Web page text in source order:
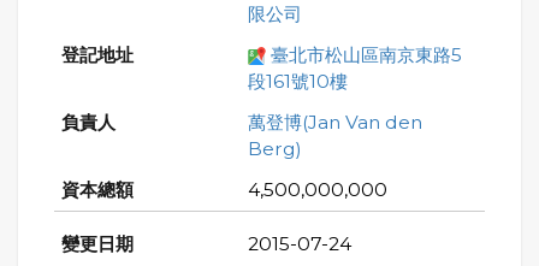
限公司
臺北市松山區南京東路5
段161號10樓
萬登博(Jan Van den
Berg)
4,500,000,000
2015-07-24